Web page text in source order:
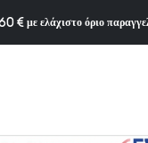
€ με ελάχιστο όριο